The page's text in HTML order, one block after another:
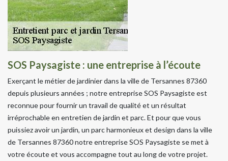
SOS Paysagiste : une entreprise à l’écoute
Exerçant le métier de jardinier dans la ville de Tersannes 87360
depuis plusieurs années ; notre entreprise SOS Paysagiste est
reconnue pour fournir un travail de qualité et un résultat
irréprochable en entretien de jardin et parc. Et pour que vous
puissiez avoir un jardin, un parc harmonieux et design dans la ville
de Tersannes 87360 notre entreprise SOS Paysagiste se met à
votre écoute et vous accompagne tout au long de votre projet.